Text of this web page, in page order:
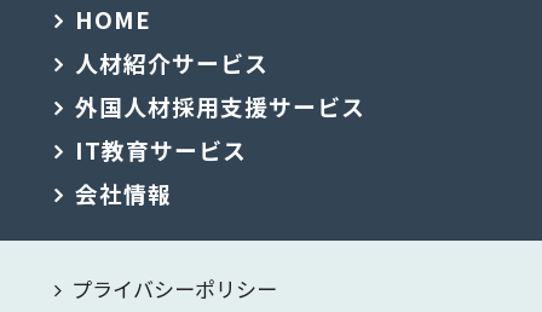
HOME
人材紹介サービス
外国人材採用支援サービス
IT教育サービス
会社情報
プライバシーポリシー